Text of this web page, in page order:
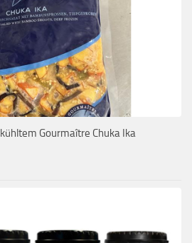
Gourmaître Chuka Ika